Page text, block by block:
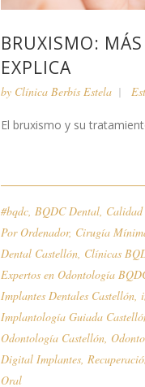
BRUXISMO:
EXPLICA
by Clínica Berbís Estela
El bruxismo y su
#bqdc BQDC Dental
Por Ordenador, Cirugía
Dental Castellón Clínicas
Expertos en Odontología
Implantes Dentales Castellón
Implantología Guiada
Odontología Castellón
Digital Implantes
Oral